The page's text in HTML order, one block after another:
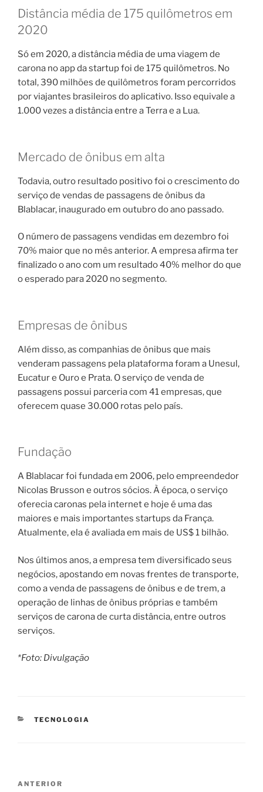
Distância média de 175 quilômetros em
2020
Só em 2020, a distância média de uma viagem de
carona no app da startup foi de 175 quilômetros. No
total, 390 milhões de quilômetros foram percorridos
por viajantes brasileiros do aplicativo. Isso equivale a
1.000 vezes a distância entre a Terra e a Lua.
Mercado de ônibus em alta
Todavia, outro resultado positivo foi o crescimento do
serviço de vendas de passagens de ônibus da
Blablacar, inaugurado em outubro do ano passado.
O número de passagens vendidas em dezembro foi
70% maior que no mês anterior. A empresa afirma ter
finalizado o ano com um resultado 40% melhor do que
o esperado para 2020 no segmento.
Empresas de ônibus
Além disso, as companhias de ônibus que mais
venderam passagens pela plataforma foram a Unesul,
Eucatur e Ouro e Prata. O serviço de venda de
passagens possui parceria com 41 empresas, que
oferecem quase 30.000 rotas pelo país.
Fundação
A Blablacar foi fundada em 2006, pelo empreendedor
Nicolas Brusson e outros sócios. À época, o serviço
oferecia caronas pela internet e hoje é uma das
maiores e mais importantes startups da França.
Atualmente, ela é avaliada em mais de US$ 1 bilhão.
Nos últimos anos, a empresa tem diversificado seus
negócios, apostando em novas frentes de transporte,
como a venda de passagens de ônibus e de trem, a
operação de linhas de ônibus próprias e também
serviços de carona de curta distância, entre outros
serviços.
*Foto: Divulgação
CATEGORIAS
TECNOLOGIA
Post
ANTERIOR